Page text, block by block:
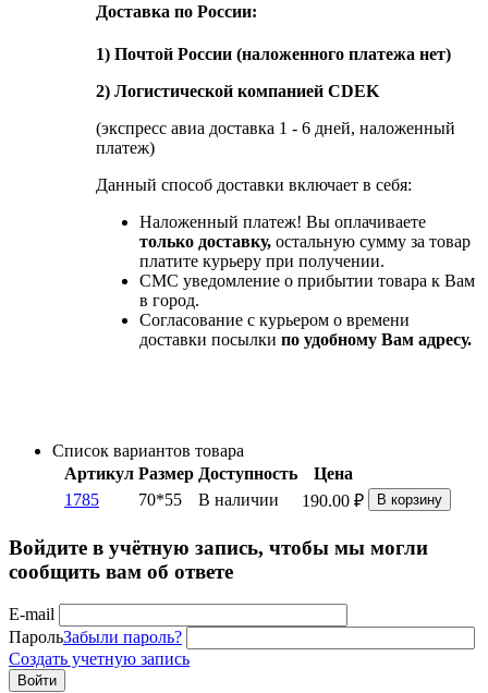
Доставка по России:
1) Почтой России (наложенного платежа нет)
2) Логистической компанией CDEK
(экспресс авиа доставка 1 - 6 дней, наложенный
платеж)
Данный способ доставки включает в себя:
Наложенный платеж! Вы оплачиваете
только доставку, остальную сумму за товар
платите курьеру при получении.
СМС уведомление о прибытии товара к Вам
в город.
Согласование с курьером о времени
доставки посылки по удобному Вам адресу.
Список вариантов товара
Артикул Размер Доступность
Цена
1785
70*55 В наличии 190.00 ₽ В корзину
Войдите в учётную запись, чтобы мы могли
сообщить вам об ответе
E-mail
ПарольЗабыли пароль?
Создать учетную запись
Войти